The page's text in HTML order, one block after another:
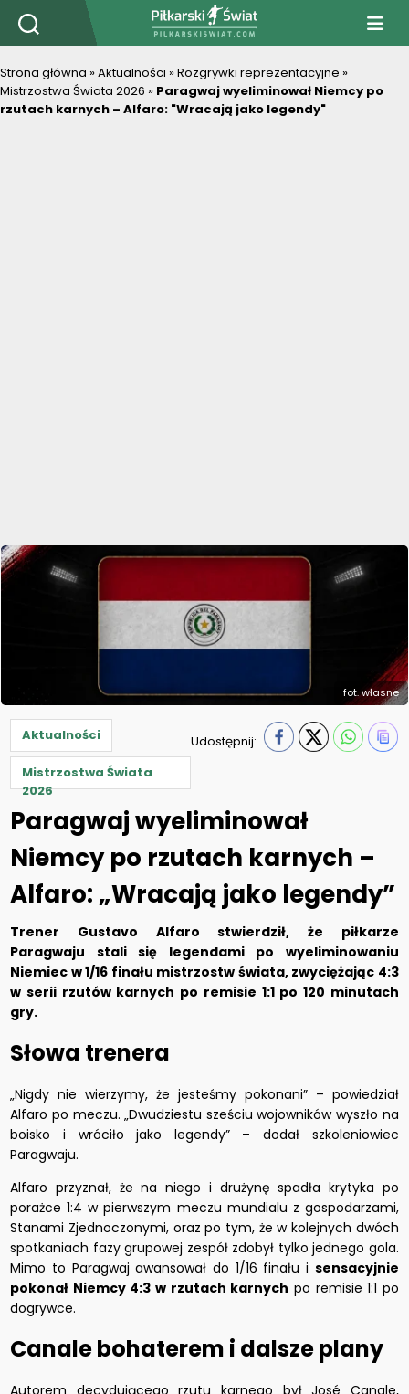
PiłkarskiSwiat.com
Strona główna »Aktualności »Rozgrywki reprezentacyjne »
Mistrzostwa Świata 2026 » Paragwaj wyeliminował Niemcy po
rzutach karnych – Alfaro: "Wracają jako legendy"
fot. własne
Aktualności
Mistrzostwa Świata
2026
Udostępnij:
Paragwaj wyeliminował
Niemcy po rzutach karnych –
Alfaro: „Wracają jako legendy”
Trener Gustavo Alfaro stwierdził, że piłkarze
Paragwaju stali się legendami po wyeliminowaniu
Niemiec w 1/16 finału mistrzostw świata, zwyciężając 4:3
w serii rzutów karnych po remisie 1:1 po 120 minutach
gry.
Słowa trenera
„Nigdy nie wierzymy, że jesteśmy pokonani” – powiedział
Alfaro po meczu. „Dwudziestu sześciu wojowników wyszło na
boisko i wróciło jako legendy” – dodał szkoleniowiec
Paragwaju.
Alfaro przyznał, że na niego i drużynę spadła krytyka po
porażce 1:4 w pierwszym meczu mundialu z gospodarzami,
Stanami Zjednoczonymi, oraz po tym, że w kolejnych dwóch
spotkaniach fazy grupowej zespół zdobył tylko jednego gola.
Mimo to Paragwaj awansował do 1/16 finału i sensacyjnie
pokonał Niemcy 4:3 w rzutach karnych po remisie 1:1 po
dogrywce.
Canale bohaterem i dalsze plany